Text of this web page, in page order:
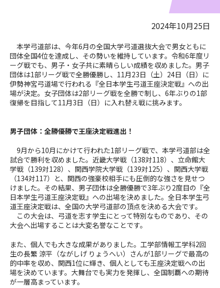
2024年10月25日
本学弓道部は、今年6月の全国大学弓道選抜大会で男女ともに
団体全国4位を達成し、その勢いを維持しています。令和6年度リ
ーグ戦でも、男子・女子共に素晴らしい成績を収めました。男子
団体は1部リーグ戦で全勝優勝し、 11月23日（土） 24日（日）に
伊勢神宮弓道場で行われる『全日本学生弓道王座決定戦』への出
場が決定。女子団体は2部リーグ戦を全勝で制し、 6年ぶりの1部
復帰を目指して11月3日（日）に入れ替え戦に挑みます。
男子団体：全勝優勝で王座決定戦進出！
9月から10月にかけて行われた1部リーグ戦で、本学弓道部は全
試合で勝利を収めました。近畿大学戦（138対118）、立命館大
学戦（139対128）、関西学院大学戦（139対125）、関西大学戦
（134対117）と、関西の強豪校相手にも圧倒的な強さを見せつ
けました。その結果、男子団体は全勝優勝で3年ぶり 2度目の『全
日本学生弓道王座決定戦』への出場を決めました。全日本学生弓
道王座決定戦は、全国の大学弓道部の頂点を決める大会です。
この大会は、弓道を志す学生にとって特別なものであり、その
大会へ出場することは大変名誉なことです。
また、個人でも大きな成果がありました。工学部情報工学科2回
生の長繁 涼平（ながしげ りょうへい）さんが1部リーグで最高の
的中率を収め、関西1位に輝き、個人としても王座決定戦への出
場を決めています。大舞台でも実力を発揮し、全国制覇への期待
が一層高まっています。